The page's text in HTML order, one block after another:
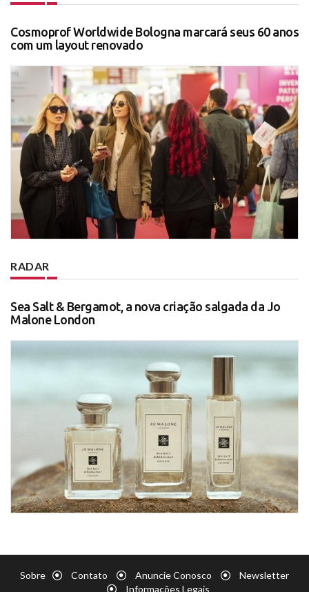
Cosmoprof Worldwide Bologna marcará seus 60 anos
com um layout renovado
RADAR
Sea Salt & Bergamot, a nova criação salgada da Jo
Malone London
Sobre Contato Anuncie Conosco
Newsletter
Informações Legais